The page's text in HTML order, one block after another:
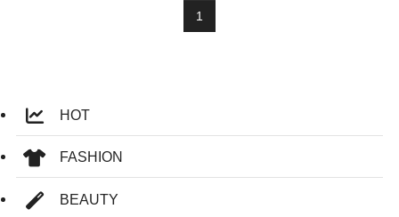
1
HOT
FASHION
BEAUTY